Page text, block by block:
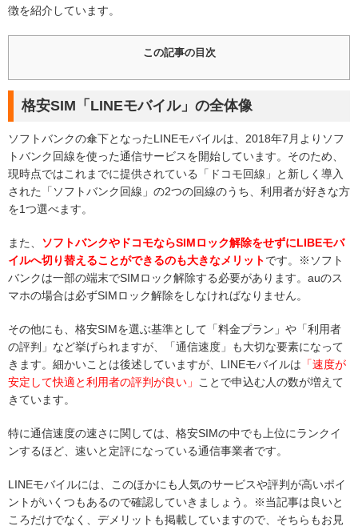
徴を紹介しています。
この記事の目次
格安SIM「LINEモバイル」の全体像
ソフトバンクの傘下となったLINEモバイルは、2018年7月よりソフ
トバンク回線を使った通信サービスを開始しています。そのため、
現時点ではこれまでに提供されている「ドコモ回線」と新しく導入
された「ソフトバンク回線」の2つの回線のうち、利用者が好きな方
を1つ選べます。
また、 ソフトバンクやドコモならSIMロック解除をせずにLIBEモバ
イルへ切り替えることができるのも大きなメリットです。※ソフト
バンクは一部の端末でSIMロック解除する必要があります。auのス
マホの場合は必ずSIMロック解除をしなければなりません。
その他にも、格安SIMを選ぶ基準として「料金プラン」や「利用者
の評判」など挙げられますが、「通信速度」も大切な要素になって
きます。細かいことは後述していますが、LINEモバイルは 「速度が
安定して快適と利用者の評判が良い」 ことで申込む人の数が増えて
きています。
特に通信速度の速さに関しては、格安SIMの中でも上位にランクイ
ンするほど、速いと定評になっている通信事業者です。
LINEモバイルには、このほかにも人気のサービスや評判が高いポイ
ントがいくつもあるので確認していきましょう。※当記事は良いと
ころだけでなく、デメリットも掲載していますので、そちらもお見